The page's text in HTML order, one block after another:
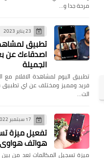
مرحة جدا و…
23 يناير 2023
تطبيق
اصدقاءك عن
الجميلة
تطبيق اليوم لمشاهدة الافلام
فريد ومميز ومختلف عن اي تطبيق
الت…
17 سبتمبر 2022
تفعيل ميزة
هواتف هواوي
ميزة تسجيل المكالمات تعد من بين